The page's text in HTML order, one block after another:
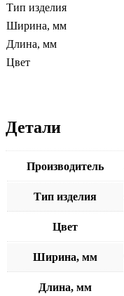
Тип изделия
Ширина, мм
Длина, мм
Цвет
Детали
Производитель
Тип изделия
Цвет
Ширина, мм
Длина, мм